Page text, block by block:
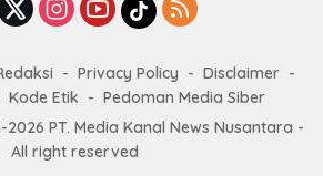
Privacy Policy
Disclaimer
Kode Etik
Pedoman Media Siber
2026 PT. Media Kanal News Nusantara -
All right reserved